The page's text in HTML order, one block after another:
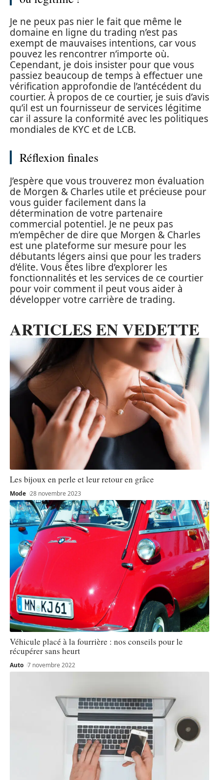
Je ne peux pas nier le fait que même le
domaine en ligne du trading n’est pas
exempt de mauvaises intentions, car vous
pouvez les rencontrer n’importe où.
Cependant, je dois insister pour que vous
passiez beaucoup de temps à effectuer une
vérification approfondie de l’antécédent du
courtier. À propos de ce courtier, je suis d’avis
qu’il est un fournisseur de services légitime
car il assure la conformité avec les politiques
mondiales de KYC et de LCB.
Réflexion finales
J’espère que vous trouverez mon évaluation
de Morgen & Charles utile et précieuse pour
vous guider facilement dans la
détermination de votre partenaire
commercial potentiel. Je ne peux pas
m’empêcher de dire que Morgen & Charles
est une plateforme sur mesure pour les
débutants légers ainsi que pour les traders
d’élite. Vous êtes libre d’explorer les
fonctionnalités et les services de ce courtier
pour voir comment il peut vous aider à
développer votre carrière de trading.
ARTICLES EN VEDETTE
Les bijoux en perle et leur retour en grâce
Mode 28 novembre 2023
Véhicule placé à la fourrière : nos conseils pour le
récupérer sans heurt
Auto 7 novembre 2022